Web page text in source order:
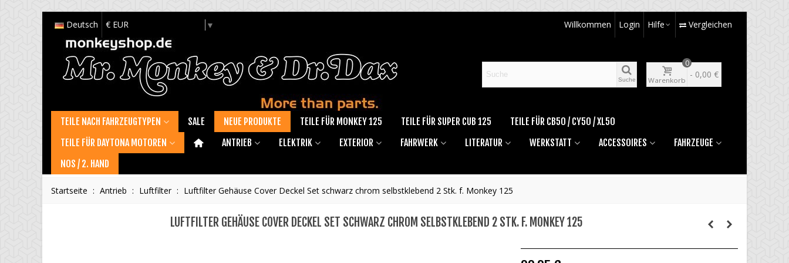
Deutsch € EUR ▼ Willkommen Login Hilfe Vergleichen
Suche Warenkorb
0
- 0,00 €
TEILE NACH FAHRZEUGTYPEN SALE NEUE PRODUKTE TEILE FÜR MONKEY 125 TEILE FÜR SUPER CUB 125
TEILE FÜR CB50 / CY50 / XL50
TEILE FÜR DAYTONA MOTOREN
ANTRIEB ELEKTRIK EXTERIOR FAHRWERK LITERATUR WERKSTATT ACCESSOIRES
FAHRZEUGE
NOS / 2. HAND
Startseite : Antrieb : Luftfilter : Luftfilter Gehäuse Cover Deckel Set schwarz chrom selbstklebend 2 Stk. f. Monkey 125
LUFTFILTER GEHÄUSE COVER DECKEL SET SCHWARZ CHROM SELBSTKLEBEND 2 STK. F. MONKEY 125